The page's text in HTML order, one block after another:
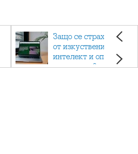
Защо се страхуваме
от изкуствения
интелект и опасен ли
е наистина?